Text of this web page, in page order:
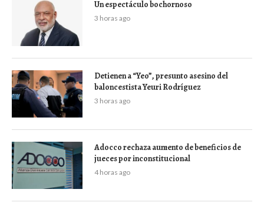
Un espectáculo bochornoso
3 horas ago
Detienen a “Yeo”, presunto asesino del
baloncestista Yeuri Rodríguez
3 horas ago
Adocco rechaza aumento de beneficios de
jueces por inconstitucional
4 horas ago